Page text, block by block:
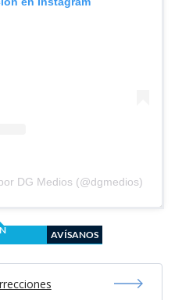
DG Medios (@dgmedios)
AVÍSANOS